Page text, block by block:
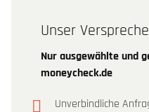
Unser
Nur ausgewählte und
moneycheck.de
Unverbindliche